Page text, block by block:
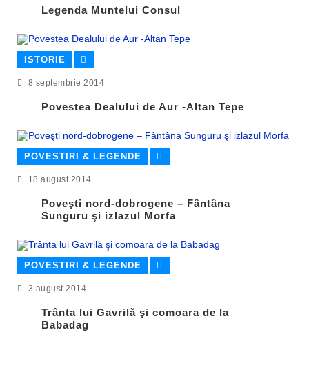
Legenda Muntelui Consul
ISTORIE
8 septembrie 2014
Povestea Dealului de Aur -Altan Tepe
POVESTIRI & LEGENDE
18 august 2014
Poveşti nord-dobrogene – Fântâna
Sunguru şi izlazul Morfa
POVESTIRI & LEGENDE
3 august 2014
Trânta lui Gavrilă şi comoara de la
Babadag